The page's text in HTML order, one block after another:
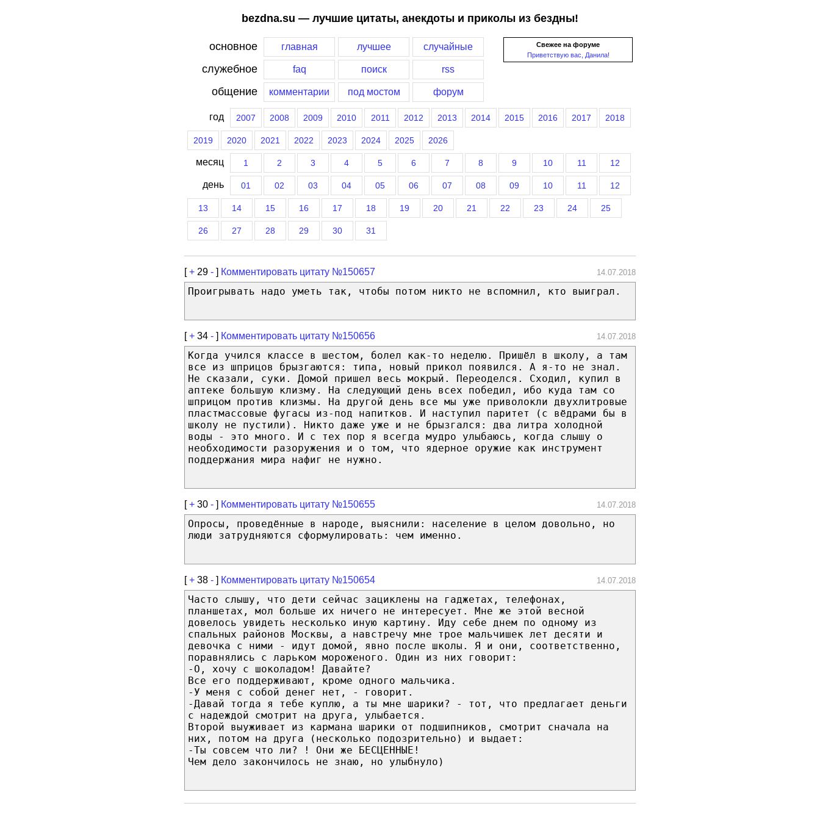
bezdna.su — лучшие цитаты, анекдоты и приколы из бездны!
Свежее на форуме
Приветствую вас, Данила!
основное главная лучшее случайные
служебное faq поиск rss
общение комментарии под мостом форум
год 2007 2008 2009 2010 2011 2012 2013 2014 2015 2016 2017 2018
2019 2020 2021 2022 2023 2024 2025 2026
месяц 1 2 3 4 5 6 7 8 9 10 11 12
день 01 02 03 04 05 06 07 08 09 10 11 12
13 14 15 16 17 18 19 20 21 22 23 24 25
26 27 28 29 30 31
[+ 29 - ] Комментировать цитату №150657 14.07.2018
Проигрывать надо уметь так, чтобы потом никто не вспомнил, кто выиграл.
[+ 34 - ] Комментировать цитату №150656 14.07.2018
Когда учился классе в шестом, болел как-то неделю. Пришёл в школу, а там
все из шприцов брызгаются: типа, новый прикол появился. А я-то не знал.
Не сказали, суки. Домой пришел весь мокрый. Переоделся. Сходил, купил в
аптеке большую клизму. На следующий день всех победил, ибо куда там со
шприцом против клизмы. На другой день все мы уже приволокли двухлитровые
пластмассовые фугасы из-под напитков. И наступил паритет (с вёдрами бы в
школу не пустили). Никто даже уже и не брызгался: два литра холодной
воды - это много. И с тех пор я всегда мудро улыбаюсь, когда слышу о
необходимости разоружения и о том, что ядерное оружие как инструмент
поддержания мира нафиг не нужно.
[+ 30 - ] Комментировать цитату №150655 14.07.2018
Опросы, проведённые в народе, выяснили: население в целом довольно, но
люди затрудняются сформулировать: чем именно.
[+ 38 - ] Комментировать цитату №150654 14.07.2018
Часто слышу, что дети сейчас зациклены на гаджетах, телефонах,
планшетах, мол больше их ничего не интересует. Мне же этой весной
довелось увидеть несколько иную картину. Иду себе днем по одному из
спальных районов Москвы, а навстречу мне трое мальчишек лет десяти и
девочка с ними - идут домой, явно после школы. Я и они, соответственно,
поравнялись с ларьком мороженого. Один из них говорит:
-О, хочу с шоколадом! Давайте?
Все его поддерживают, кроме одного мальчика.
-У меня с собой денег нет, - говорит.
-Давай тогда я тебе куплю, а ты мне шарики? - тот, что предлагает деньги
с надеждой смотрит на друга, улыбается.
Второй выуживает из кармана шарики от подшипников, смотрит сначала на
них, потом на друга (несколько подозрительно) и выдает:
-Ты совсем что ли? ! Они же БЕСЦЕННЫЕ!
Чем дело закончилось не знаю, но улыбнуло)